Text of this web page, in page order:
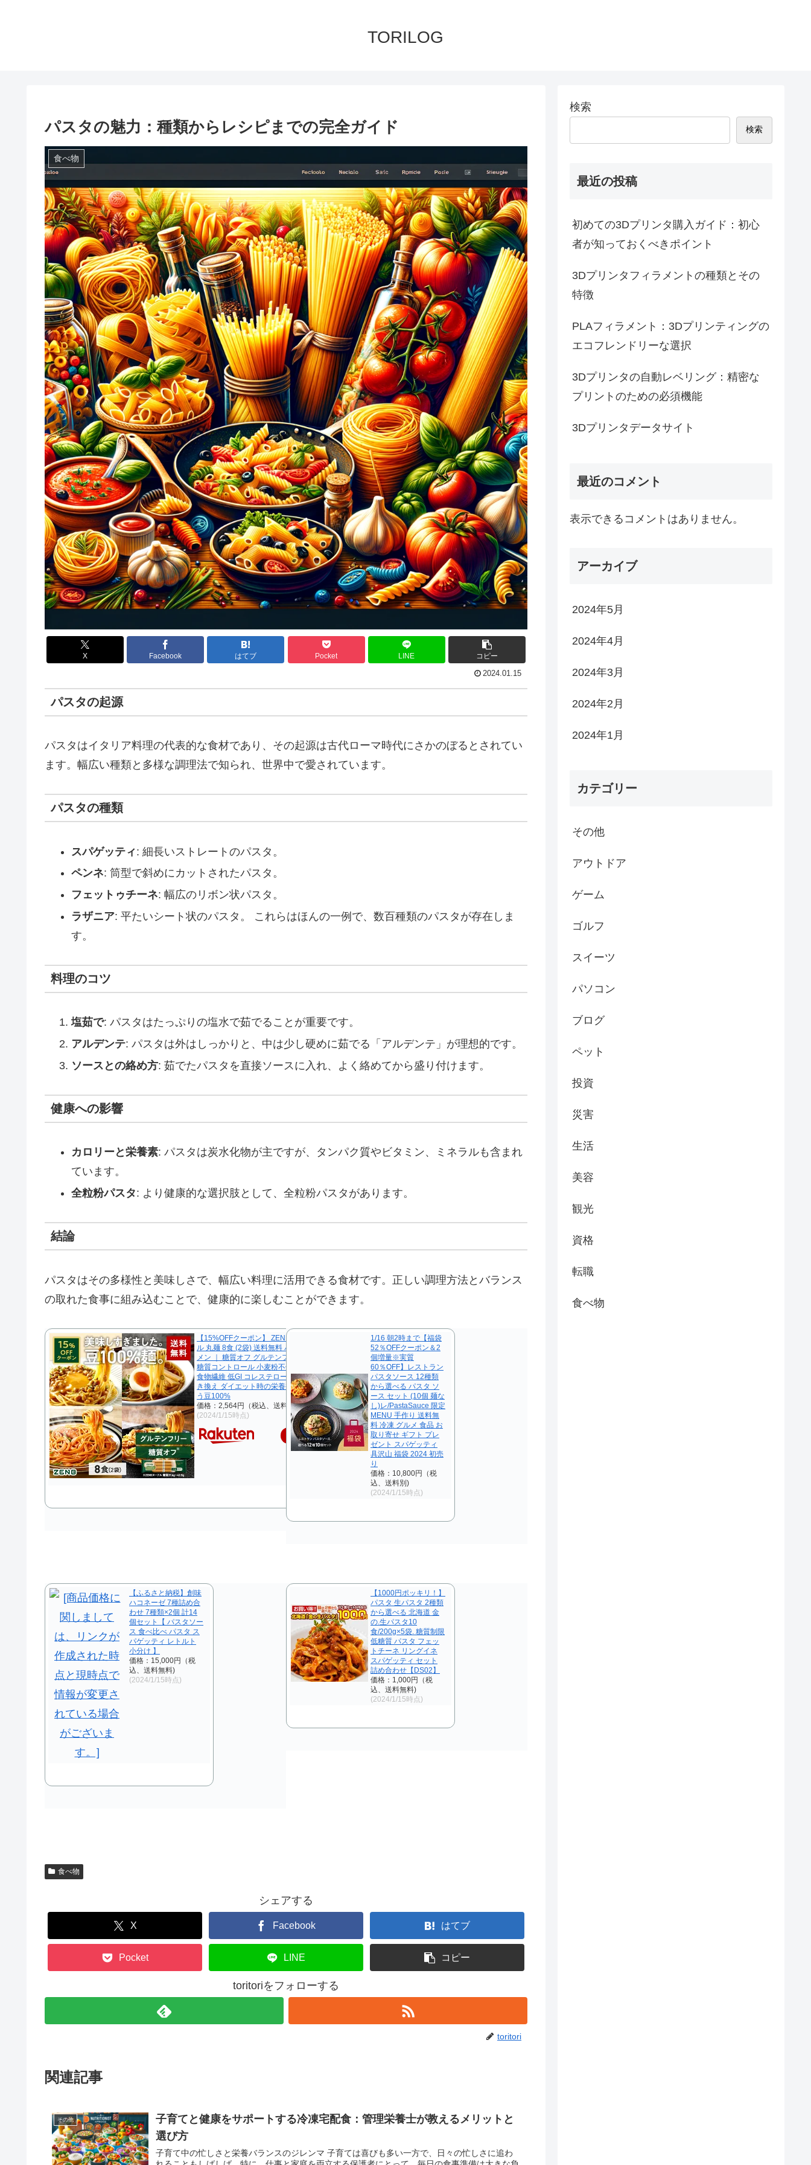
TORILOG
パスタの魅力：種類からレシピまでの完全ガイド
食べ物
X Facebook はてブ Pocket LINE コピー
2024.01.15
パスタの起源
パスタはイタリア料理の代表的な食材であり、その起源は古代ローマ時代にさかのぼるとされてい
ます。幅広い種類と多様な調理法で知られ、世界中で愛されています。
パスタの種類
スパゲッティ: 細長いストレートのパスタ。
ペンネ: 筒型で斜めにカットされたパスタ。
フェットゥチーネ: 幅広のリボン状パスタ。
ラザニア: 平たいシート状のパスタ。 これらはほんの一例で、数百種類のパスタが存在しま
す。
料理のコツ
塩茹で: パスタはたっぷりの塩水で茹でることが重要です。
アルデンテ: パスタは外はしっかりと、中は少し硬めに茹でる「アルデンテ」が理想的です。
ソースとの絡め方: 茹でたパスタを直接ソースに入れ、よく絡めてから盛り付けます。
健康への影響
カロリーと栄養素: パスタは炭水化物が主ですが、タンパク質やビタミン、ミネラルも含まれ
ています。
全粒粉パスタ: より健康的な選択肢として、全粒粉パスタがあります。
結論
パスタはその多様性と美味しさで、幅広い料理に活用できる食材です。正しい調理方法とバランス
の取れた食事に組み込むことで、健康的に楽しむことができます。
【15%OFFクーポン】 ZENB ゼンブ ヌード
ル 丸麺 8食 (2袋) 送料無料 パスタ そば ラー
メン ｜ 糖質オフ グルテンフリー 糖質制限
糖質コントロール 小麦粉不使用 たんぱく質
食物繊維 低GI コレステロールゼロ 鉄分 置
き換え ダイエット時の栄養補給に 黄えんど
う豆100%
価格：2,564円（税込、送料無料)
(2024/1/15時点)
楽天で購入
1/16 朝2時まで【福袋
52％OFFクーポン＆2
個増量※実質
60％OFF】レストラン
パスタソース 12種類
から選べる パスタ ソ
ース セット (10個 麺な
し)レ/PastaSauce 限定
MENU 手作り 送料無
料 冷凍 グルメ 食品 お
取り寄せ ギフト プレ
ゼント スパゲッティ
具沢山 福袋 2024 初売
り
価格：10,800円（税
込、送料別)
(2024/1/15時点)
【ふるさと納税】創味
ハコネーゼ 7種詰め合
わせ 7種類×2個 計14
個セット【 パスタソー
ス 食べ比べ パスタ ス
パゲッティ レトルト
小分け 】
価格：15,000円（税
込、送料無料)
(2024/1/15時点)
【1000円ポッキリ！】
パスタ 生パスタ 2種類
から選べる 北海道 金
の.生パスタ10
食/200g×5袋. 糖質制限
低糖質 パスタ フェッ
トチーネ リングイネ
スパゲッティ セット
詰め合わせ【DS02】
価格：1,000円（税
込、送料無料)
(2024/1/15時点)
食べ物
シェアする
X Facebook はてブ
Pocket LINE コピー
toritoriをフォローする
toritori
関連記事
その他
子育てと健康をサポートする冷凍宅配食：管理栄養士が教えるメリットと
選び方
子育て中の忙しさと栄養バランスのジレンマ 子育ては喜びも多い一方で、日々の忙しさに追わ
検索
検索
最近の投稿
初めての3Dプリンタ購入ガイド：初心
者が知っておくべきポイント
3Dプリンタフィラメントの種類とその
特徴
PLAフィラメント：3Dプリンティングの
エコフレンドリーな選択
3Dプリンタの自動レベリング：精密な
プリントのための必須機能
3Dプリンタデータサイト
最近のコメント
表示できるコメントはありません。
アーカイブ
2024年5月
2024年4月
2024年3月
2024年2月
2024年1月
カテゴリー
その他
アウトドア
ゲーム
ゴルフ
スイーツ
パソコン
ブログ
ペット
投資
災害
生活
美容
観光
資格
転職
食べ物